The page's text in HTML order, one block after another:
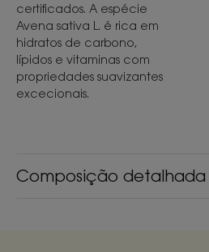
Composição detalhada
certificados. A espécie
Avena sativa L. é rica em
hidratos de carbono,
lípidos e vitaminas com
propriedades suavizantes
excecionais.